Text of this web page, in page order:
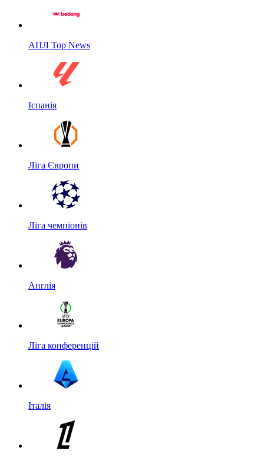
АПЛ Top News
Іспанія
Ліга Європи
Ліга чемпіонів
Англія
Ліга конференцій
Італія